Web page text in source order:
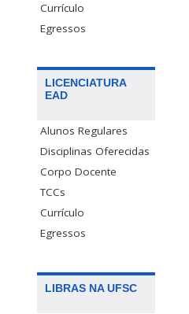
Currículo
Egressos
LICENCIATURA
EAD
Alunos Regulares
Disciplinas Oferecidas
Corpo Docente
TCCs
Currículo
Egressos
LIBRAS NA UFSC